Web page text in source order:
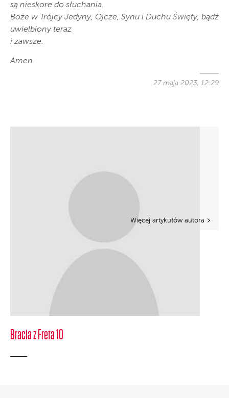
są nieskore do słuchania.
Boże w Trójcy Jedyny, Ojcze, Synu i Duchu Święty, bądź
uwielbiony teraz
i zawsze.
Amen.
27 maja 2023, 12:29
Bracia z Freta 10
Więcej artykułów autora